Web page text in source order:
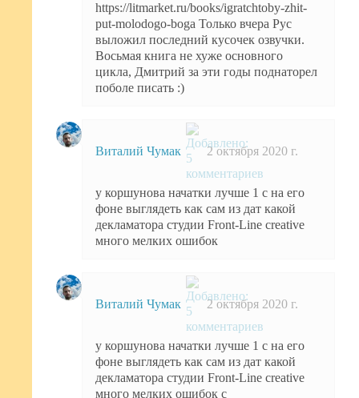
https://litmarket.ru/books/igratchtoby-zhit-
put-molodogo-boga Только вчера Рус
выложил последний кусочек озвучки.
Восьмая книга не хуже основного
цикла, Дмитрий за эти годы поднаторел
поболе писать :)
Виталий Чумак 2 октября 2020 г.
у коршунова начатки лучше 1 с на его
фоне выглядеть как сам из дат какой
декламатора студии Front-Line creative
много мелких ошибок
Виталий Чумак 2 октября 2020 г.
у коршунова начатки лучше 1 с на его
фоне выглядеть как сам из дат какой
декламатора студии Front-Line creative
много мелких ошибок с